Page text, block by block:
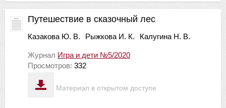
Материал в открытом доступе
Путешествие в сказочный лес
Казакова Ю. В. Рыжкова И. К. Калугина Н. В.
Журнал Игра и дети №5/2020
Просмотров: 332